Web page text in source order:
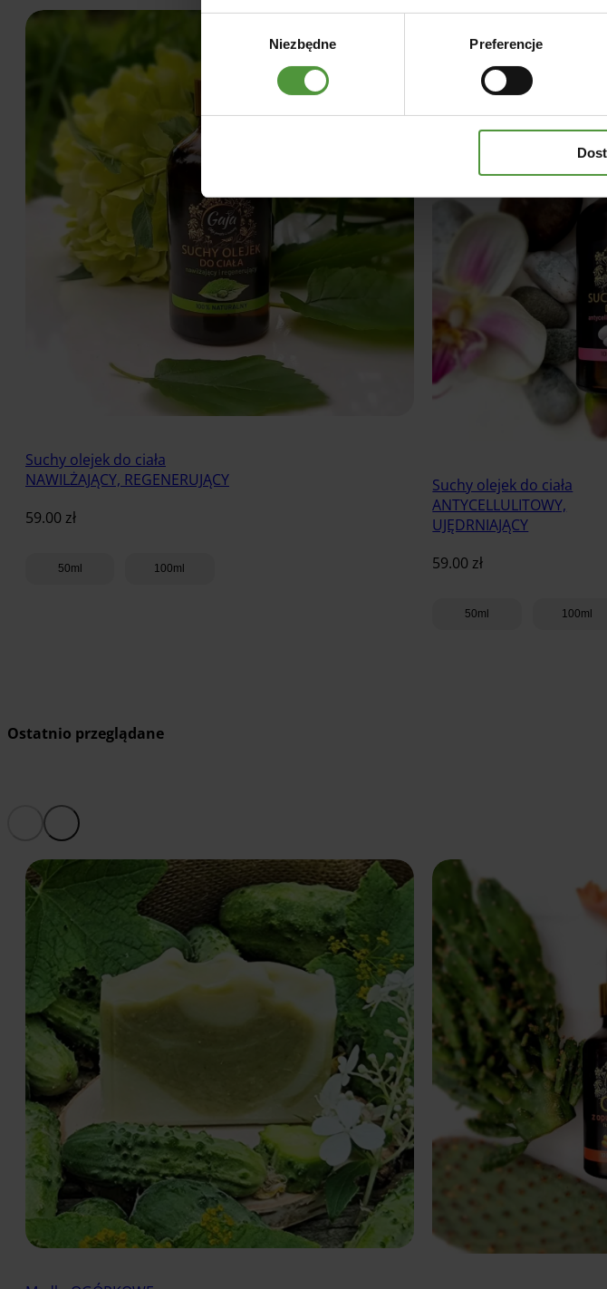
Niezbędne Preferencje
Suchy olejek do ciała
NAWILŻAJĄCY, REGENERUJĄCY
59.00 zł
50ml 100ml
Suchy olejek do ciała
ANTYCELLULITOWY,
UJĘDRNIAJĄCY
59.00zł
50ml 100ml
Ostatnio przeglądane